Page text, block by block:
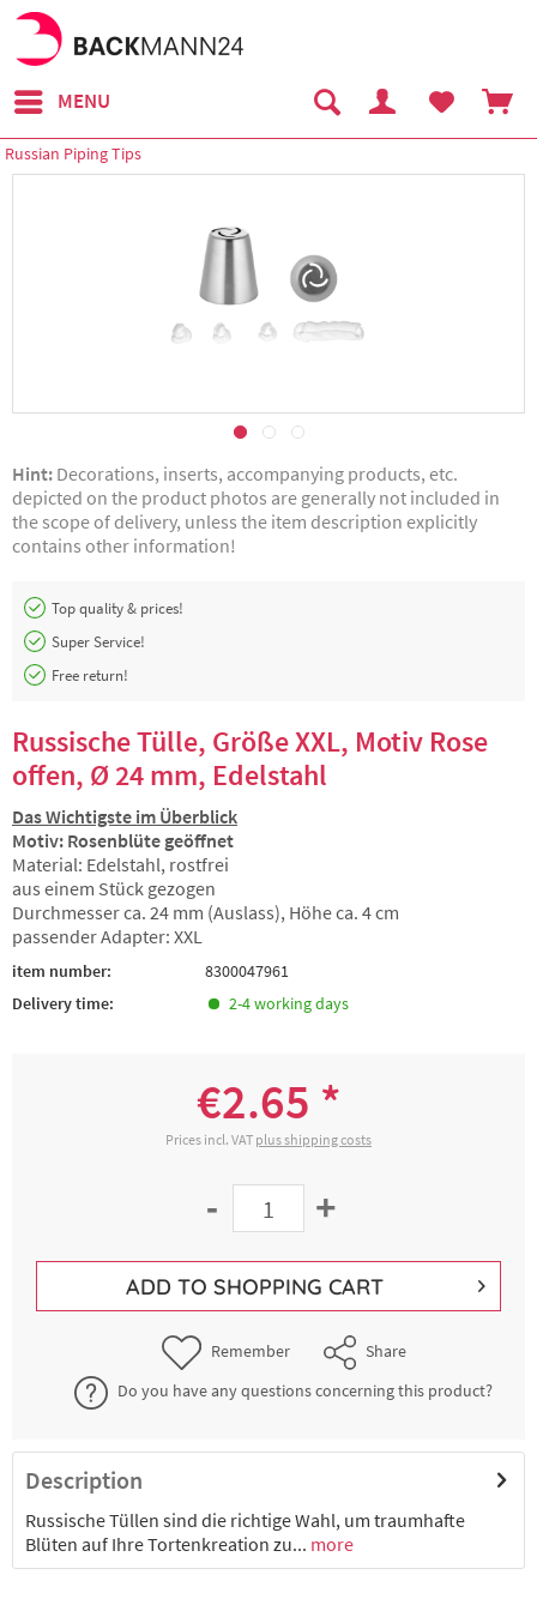
MENU
Russian Piping Tips
Hint: Decorations, inserts, accompanying products, etc.
depicted on the product photos are generally not included in
the scope of delivery, unless the item description explicitly
contains other information!
Top quality & prices!
Super Service!
Free return!
Russische Tülle, Größe XXL, Motiv Rose
offen, Ø 24 mm, Edelstahl
Das Wichtigste im Überblick
Motiv: Rosenblüte geöffnet
Material: Edelstahl, rostfrei
aus einem Stück gezogen
Durchmesser ca. 24 mm (Auslass), Höhe ca. 4 cm
passender Adapter: XXL
item number:
8300047961
Delivery time:
2-4 working days
€2.65 *
Prices incl. VAT plus shipping costs
- +
ADD TO SHOPPING CART
Remember
Share
Do you have any questions concerning this product?
Description
Russische Tüllen sind die richtige Wahl, um traumhafte
Blüten auf Ihre Tortenkreation zu... more